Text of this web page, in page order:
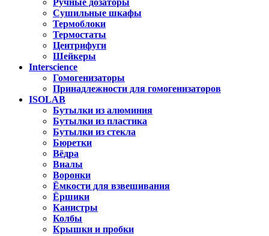
Ручные дозаторы
Сушильные шкафы
Термоблоки
Термостаты
Центрифуги
Шейкеры
Interscience
Гомогенизаторы
Принадлежности для гомогенизаторов
ISOLAB
Бутылки из алюминия
Бутылки из пластика
Бутылки из стекла
Бюретки
Вёдра
Виалы
Воронки
Ёмкости для взвешивания
Ёршики
Канистры
Колбы
Крышки и пробки